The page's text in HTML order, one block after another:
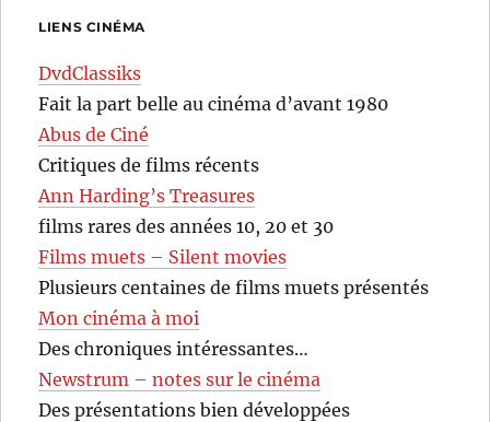
LIENS CINÉMA
DvdClassiks
Fait la part belle au cinéma d’avant 1980
Abus de Ciné
Critiques de films récents
Ann Harding’s Treasures
films rares des années 10, 20 et 30
Films muets – Silent movies
Plusieurs centaines de films muets présentés
Mon cinéma à moi
Des chroniques intéressantes…
Newstrum – notes sur le cinéma
Des présentations bien développées